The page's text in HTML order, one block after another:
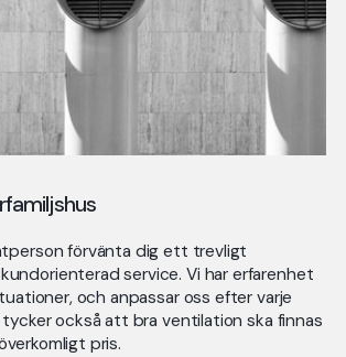
förvänta dig ett trevligt
service. Vi har erfarenhet
och anpassar oss efter varje
också att bra ventilation ska finnas
pris.